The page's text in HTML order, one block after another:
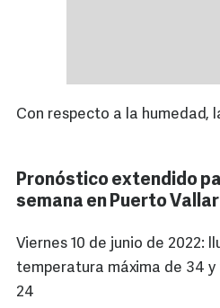
Con respecto a la humedad,
Pronóstico extendido
semana en Puerto
Viernes 10 de junio de 2022:
temperatura máxima de 34
24